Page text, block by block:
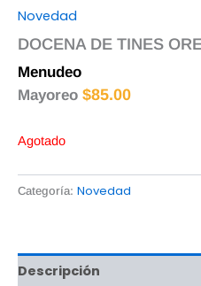
Novedad
DOCENA DE TINES
Menudeo
Mayoreo $85.00
Agotado
Categoría: Novedad
Descripción